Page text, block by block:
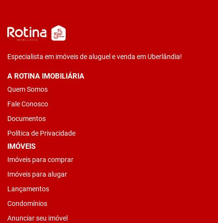
Especialista em imóveis de aluguel e venda em Uberlândia!
A ROTINA IMOBILIÁRIA
Quem Somos
Fale Conosco
Documentos
Política de Privacidade
IMÓVEIS
Imóveis para comprar
Imóveis para alugar
Lançamentos
Condomínios
Anunciar seu imóvel